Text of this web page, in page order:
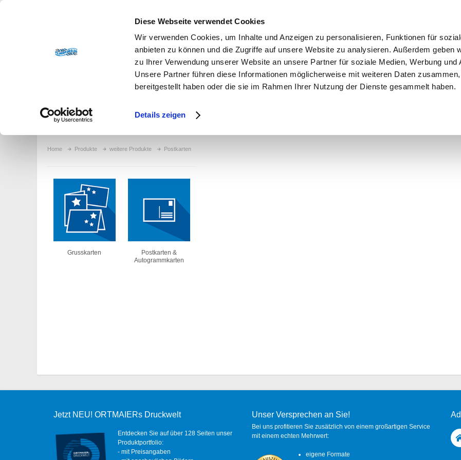
Diese Webseite verwendet Cookies
Wir verwenden Cookies, um Inhalte und Anzeigen zu personalisieren, Funktionen für
anbieten zu können und die Zugriffe auf unsere Website zu analysieren. Außerdem geben
zu Ihrer Verwendung unserer Website an unsere Partner für soziale Medien, Werbung und
Unsere Partner führen diese Informationen möglicherweise mit weiteren Daten
bereitgestellt haben oder die sie im Rahmen Ihrer Nutzung der Dienste gesammelt haben.
Details zeigen
Produkte Service Kontakt
Home Produkte weitere Produkte Postkarten
Grusskarten
Postkarten &
Autogrammkarten
Jetzt NEU! ORTMAIERs Druckwelt
Entdecken Sie auf über 128 Seiten unser
Produktportfolio:
- mit Preisangaben
Unser Versprechen an Sie!
Bei uns profitieren Sie zusätzlich von einem großartigen Service
mit einem echten Mehrwert:
eigene Formate